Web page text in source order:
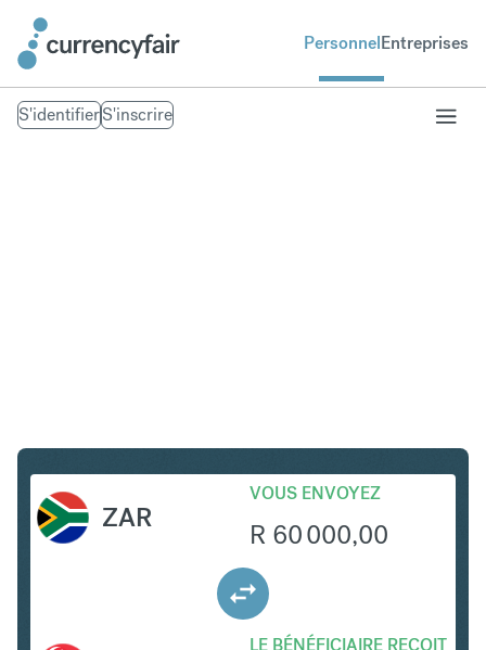
PersonnelEntreprises
S'identifierS'inscrire
ZAR
VOUS ENVOYEZ
R 60 000,00
LE BÉNÉFICIAIRE REÇOIT